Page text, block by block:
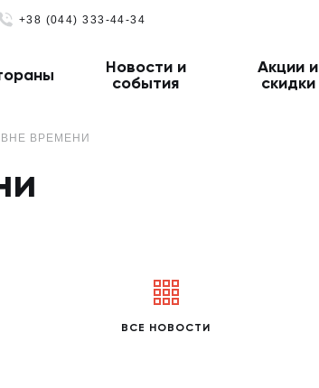
+38 (044) 333-44-34
Новости и
события
Акции и
скидки
ВРЕМЕНИ
ВСЕ НОВОСТИ